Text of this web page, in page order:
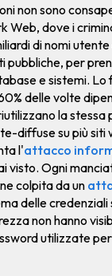
non sono
Web, dove i
di nomi
pubbliche, per
e sistemi. Lo
delle volte
la stessa
diffuse su più siti
l'attacco
visto. Ogni
colpita da un
delle
non hanno
utilizzate